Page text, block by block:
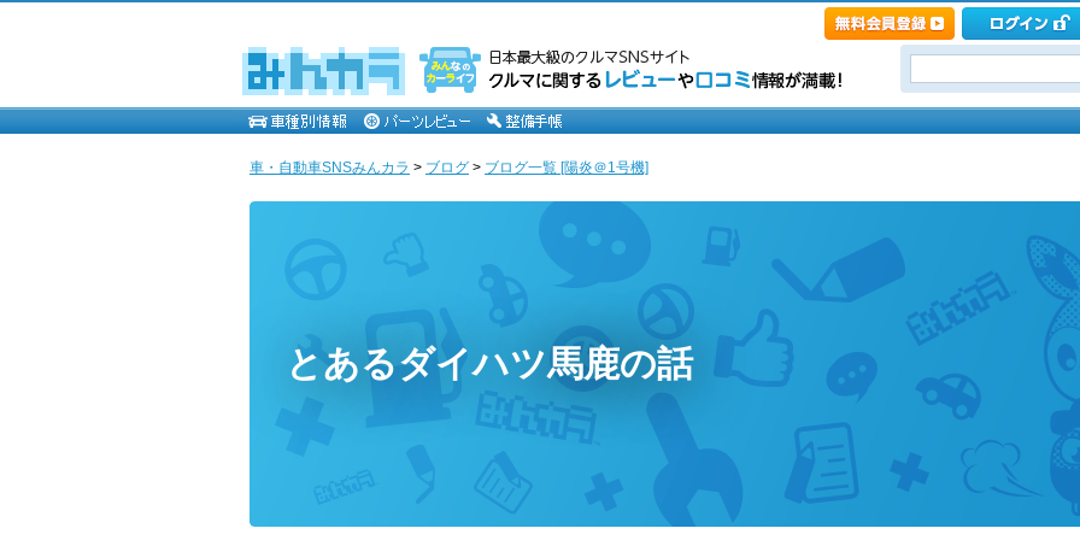
車・自動車SNSみんカラ > ブログ > ブログ一覧 [陽炎＠1号機]
とあるダイハツ馬鹿の話